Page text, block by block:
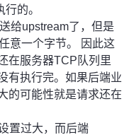
的。
给upstream了，但是
意一个字节。 因此这
在服务器TCP队列里
有执行完。如果后端业
的可能性就是请求还在
置过大，而后端